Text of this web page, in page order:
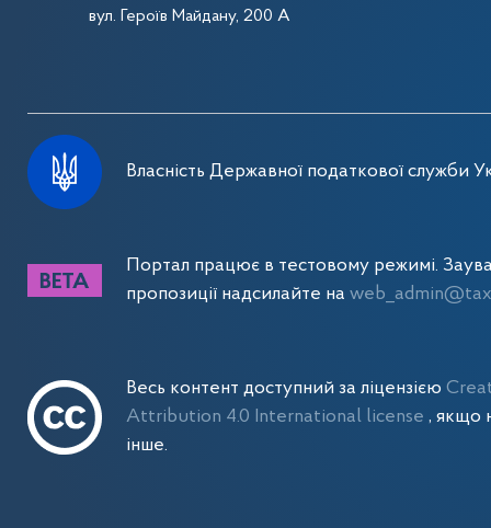
вул. Героїв Майдану, 200 А
Власність Державної податкової служби
Портал працює в тестовому режимі.
пропозиції надсилайте на
Весь контент доступний за ліцензією
Attribution 4.0 International license , якщо
інше.